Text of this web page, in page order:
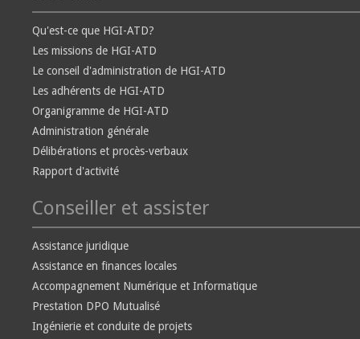
Qu'est-ce que HGI-ATD?
Les missions de HGI-ATD
Le conseil d'administration de HGI-ATD
Les adhérents de HGI-ATD
Organigramme de HGI-ATD
Administration générale
Délibérations et procès-verbaux
Rapport d'activité
Conseiller et assister
Assistance juridique
Assistance en finances locales
Accompagnement Numérique et Informatique
Prestation DPO Mutualisé
Ingénierie et conduite de projets